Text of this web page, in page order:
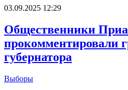
03.09.2025 12:29
Общественники
прокомментировали
губернатора
Выборы